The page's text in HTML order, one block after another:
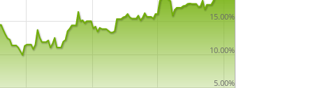
5.00%
10.00%
15.00%